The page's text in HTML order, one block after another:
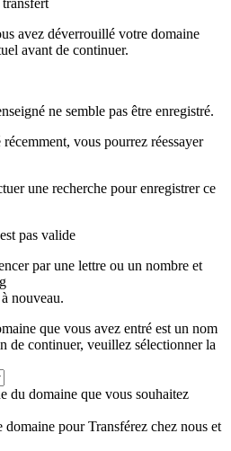
avez déverrouillé votre domaine
avant de continuer.
ne semble pas être enregistré.
vous pourrez réessayer
une recherche pour enregistrer ce
pas valide
par une lettre ou un nombre et
nouveau.
que vous avez entré est un nom
de continuer, veuillez sélectionner la
du domaine que vous souhaitez
domaine pour Transférez chez nous et